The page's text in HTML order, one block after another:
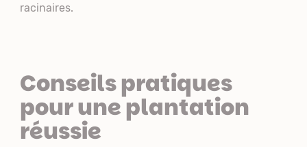
racinaires.
Conseils pratiques
pour une plantation
réussie